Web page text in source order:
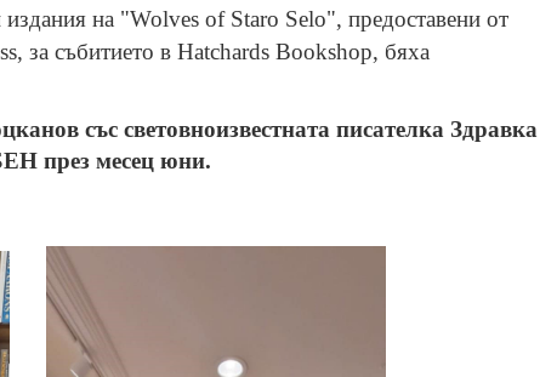
на "Wolves of Staro Selo", предоставени от
за събитието в Hatchards Bookshop, бяха
със световноизвестната писателка Здравка
през месец юни.